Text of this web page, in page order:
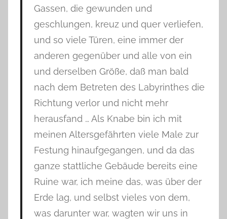
Gassen, die gewunden und
geschlungen, kreuz und quer verliefen,
und so viele Türen, eine immer der
anderen gegenüber und alle von ein
und derselben Größe, daß man bald
nach dem Betreten des Labyrinthes die
Richtung verlor und nicht mehr
herausfand … Als Knabe bin ich mit
meinen Altersgefährten viele Male zur
Festung hinaufgegangen, und da das
ganze stattliche Gebäude bereits eine
Ruine war, ich meine das, was über der
Erde lag, und selbst vieles von dem,
was darunter war, wagten wir uns in